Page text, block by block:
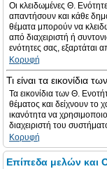
Οι κλειδωμένες Θ.
απαντήσουν και κάθε
θέματα μπορούν να
από διαχειριστή ή
ενότητες σας, εξαρτάται
Κορυφή
Τι είναι τα εικονίδια
Τα εικονίδια των Θ.
θέματος και δείχνουν το
ικανότητα να
διαχειριστή του
Κορυφή
Επίπεδα μελών και